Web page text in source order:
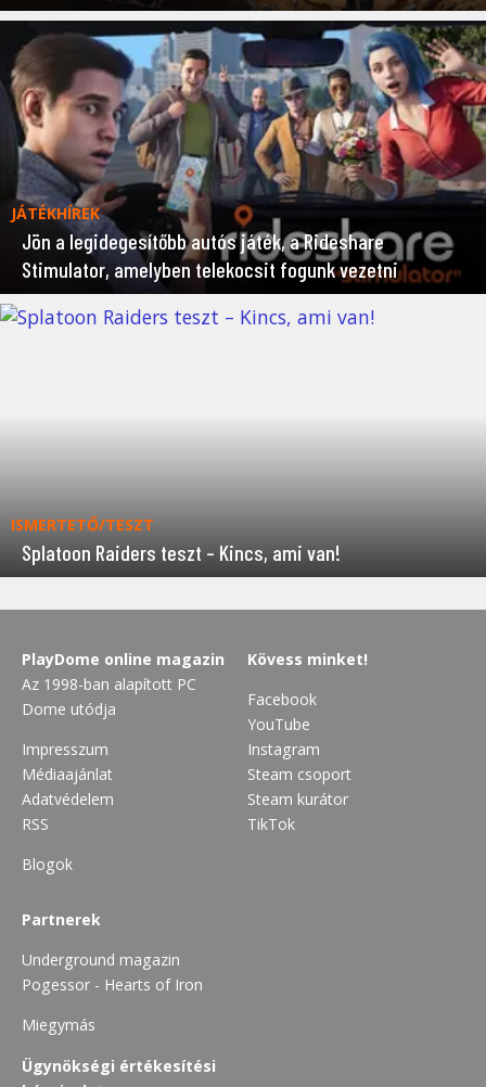
JÁTÉKHÍREK
Jön a legidegesítőbb autós játék, a Rideshare
Stimulator, amelyben telekocsit fogunk vezetni
ISMERTETŐ/TESZT
Splatoon Raiders teszt – Kincs, ami van!
PlayDome online magazin
Az 1998-ban alapított PC
Dome utódja
Impresszum
Médiaajánlat
Adatvédelem
RSS
Blogok
Kövess minket!
Facebook
YouTube
Instagram
Steam csoport
Steam kurátor
TikTok
Partnerek
Underground magazin
Pogessor - Hearts of Iron
Miegymás
Ügynökségi értékesítési